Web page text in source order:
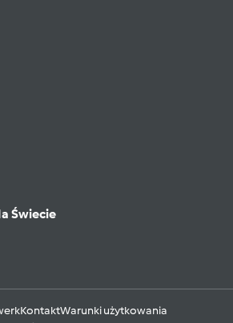
Świecie
KontaktWarunki użytkowania